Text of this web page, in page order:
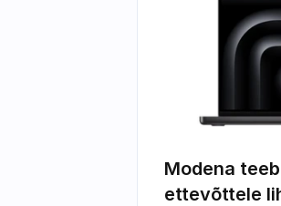
Modena
ettevõttele